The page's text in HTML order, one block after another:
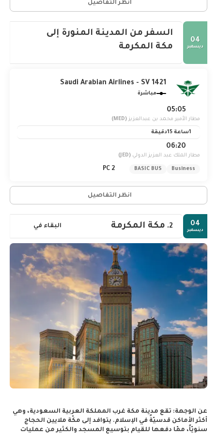
انظر التفاصيل
04
ديسمبر
السفر من المدينة المنورة إلى
مكة المكرمة
Saudi Arabian Airlines - SV 1421
مباشرة
05:05
مطار الأمير محمد بن عبدالعزيز (MED)
06:20
مطار الملك عبد العزيز الدولي (JED)
Business
BASIC BUS
2 PC
انظر التفاصيل
04
ديسمبر 2. مكة المكرمة البقاء في
عن الوجهة: تقع مدينة مكة غرب المملكة العربية السعودية، وهي
أكثر الأماكن قدسيّةً في الإسلام. يتوافد إلى مكّة ملايين الحجاج
سنويّاً، ممّا دفعها للقيام بتوسيع المسجد والكثير من عمليات